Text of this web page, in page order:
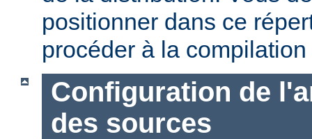
positionner dans ce
procéder à la
Configuration de
des sources